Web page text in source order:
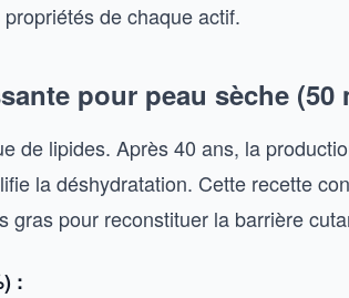
de chaque actif.
pour peau sèche (50
de lipides. Après 40 ans, la
la déshydratation. Cette recette
gras pour reconstituer la barrière
: